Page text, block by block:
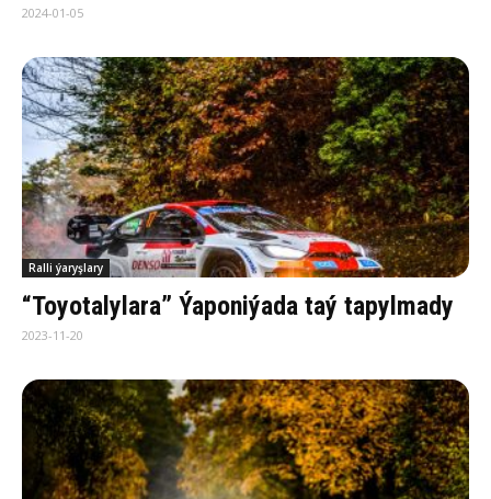
2024-01-05
Ralli ýaryşlary
“Toyotalylara” Ýaponiýada taý tapylmady
2023-11-20